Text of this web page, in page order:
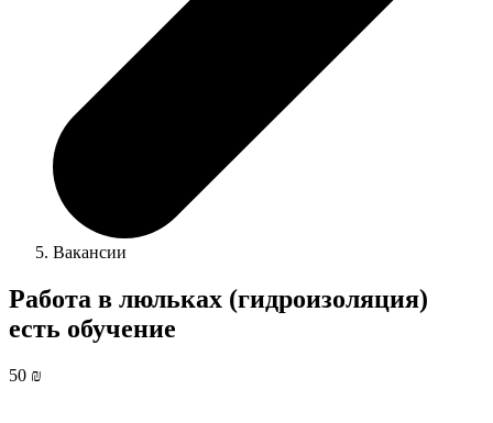
Вакансии
Работа в люльках (гидроизоляция)
есть обучение
50 ₪